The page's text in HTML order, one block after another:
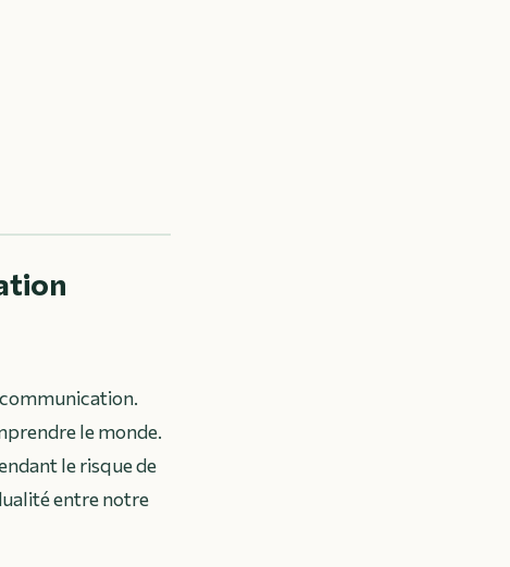
le monde.
le risque de
entre notre